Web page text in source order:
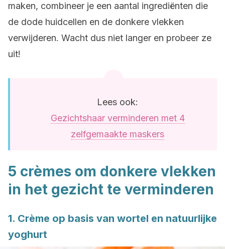
maken, combineer je een aantal ingrediënten die
de dode huidcellen en de donkere vlekken
verwijderen. Wacht dus niet langer en probeer ze
uit!
Lees ook:
Gezichtshaar verminderen met 4
zelfgemaakte maskers
5 crèmes om donkere vlekken
in het gezicht te verminderen
1. Crème op basis van wortel en natuurlijke
yoghurt